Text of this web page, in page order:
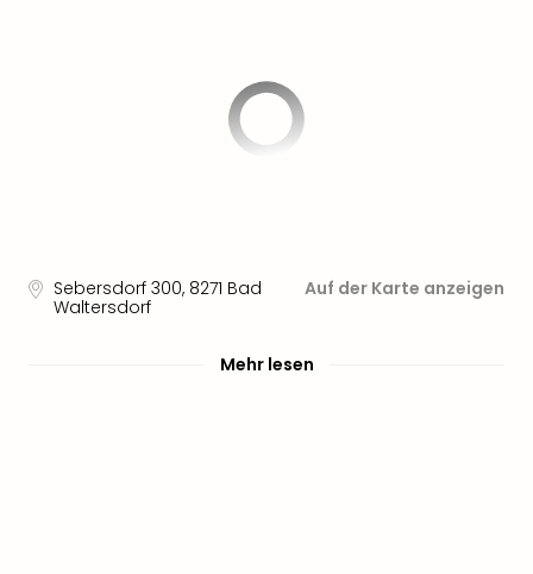
Sebersdorf 300, 8271 Bad
Waltersdorf
Auf der Karte anzeigen
Mehr lesen